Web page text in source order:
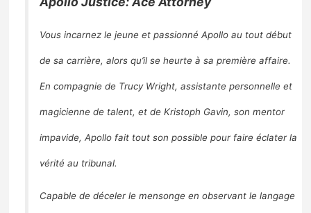
Vous incarnez le jeune et passionné Apollo au tout début
de sa carrière, alors qu’il se heurte à sa première affaire.
En compagnie de Trucy Wright, assistante personnelle et
magicienne de talent, et de Kristoph Gavin, son mentor
impavide, Apollo fait tout son possible pour faire éclater la
vérité au tribunal.
Capable de déceler le mensonge en observant le langage